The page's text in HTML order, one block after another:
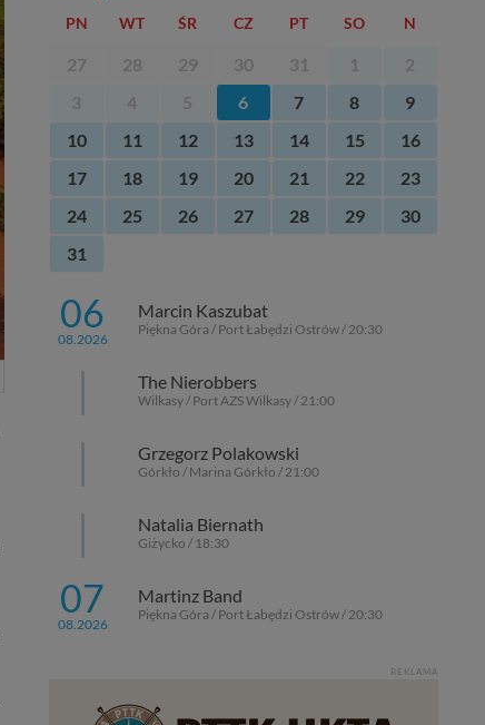
PN WT ŚR CZ PT SO N
27 28 29 30 31 1
2
3
4 5 6 7 8
9
10
11 12 13 14 15
16
17
18 19 20 21 22
23
24
25 26 27 28 29
30
31
06
08.2026
Marcin Kaszubat
Piękna Góra / Port Łabędzi Ostrów / 20:30
The Nierobbers
Wilkasy / Port AZS Wilkasy / 21:00
Grzegorz Polakowski
Górkło / Marina Górkło / 21:00
Natalia Biernath
Giżycko / 18:30
07
08.2026
Martinz Band
Piękna Góra / Port Łabędzi Ostrów / 20:30
REKLAMA